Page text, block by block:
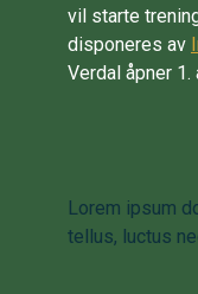
vil starte
disponeres av
Verdal åpner 1.
Lorem ipsum
tellus, luctus